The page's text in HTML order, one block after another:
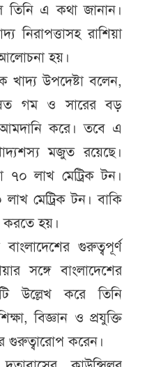
তিনি এ কথা জানান।
নিরাপত্তাসহ রাশিয়া
হয়।
উপদেষ্টা বলেন,
গম ও সারের বড়
করে। তবে এ
মজুত রয়েছে।
৭০ লাখ মেট্রিক টন।
মেট্রিক টন। বাকি
করতে হয়।
গুরুত্বপূর্ণ
সঙ্গে বাংলাদেশের
উল্লেখ করে তিনি
বিজ্ঞান ও প্রযুক্তি
গুরুত্বারোপ করেন।